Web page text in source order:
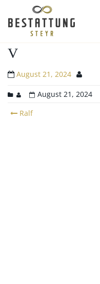
V
August 21, 2024
August 21, 2024
Post
Ralf